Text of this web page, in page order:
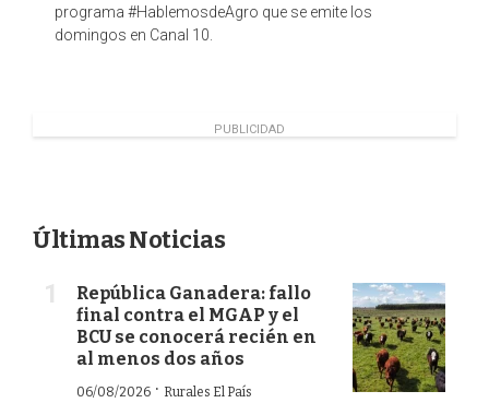
programa #HablemosdeAgro que se emite los
domingos en Canal 10.
PUBLICIDAD
Últimas Noticias
República Ganadera: fallo
final contra el MGAP y el
BCU se conocerá recién en
al menos dos años
06/08/2026 · Rurales El País